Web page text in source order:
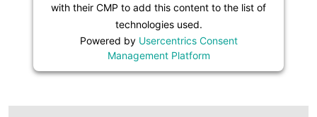
with their CMP to add this content to the list of
technologies used.
Powered by Usercentrics Consent
Management Platform